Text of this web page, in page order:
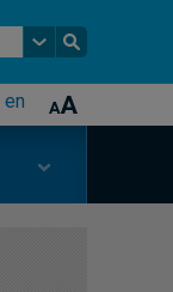
en